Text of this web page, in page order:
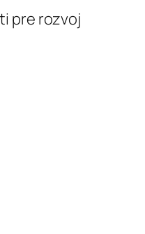
pre rozvoj